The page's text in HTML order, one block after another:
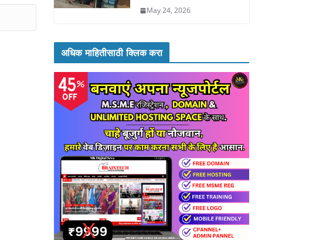
May 24, 2026
अधिक माहितीसाठी क्लिक करा